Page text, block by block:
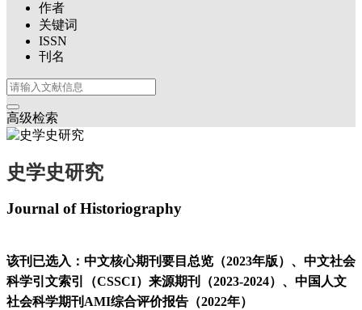
作者
关键词
ISSN
刊名
高级检索
史学史研究
Journal of Historiography
该刊已选入：中文核心期刊要目总览（2023年版）、中文社会
科学引文索引（CSSCI）来源期刊（2023-2024）、中国人文
社会科学期刊AMI综合评价报告（2022年）